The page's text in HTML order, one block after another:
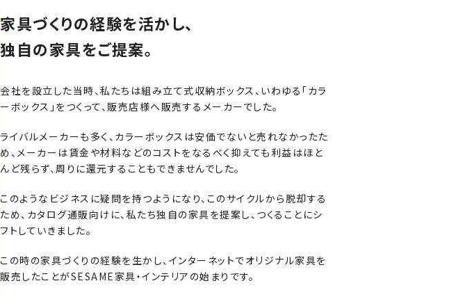
家具づくりの経験を活かし、
独自の家具をご提案。
会社を設立した当時、私たちは組み立て式収納ボックス、いわゆる「カラ
ーボックス」をつくって、販売店様へ販売するメーカーでした。
ライバルメーカーも多く、カラーボックスは安価でないと売れなかったた
め、メーカーは賃金や材料などのコストをなるべく抑えても利益はほと
んど残らず、周りに還元することもできませんでした。
このようなビジネスに疑問を持つようになり、このサイクルから脱却する
ため、カタログ通販向けに、私たち独自の家具を提案し、つくることにシ
フトしていきました。
この時の家具づくりの経験を生かし、インターネットでオリジナル家具を
販売したことがSESAME家具・インテリアの始まりです。